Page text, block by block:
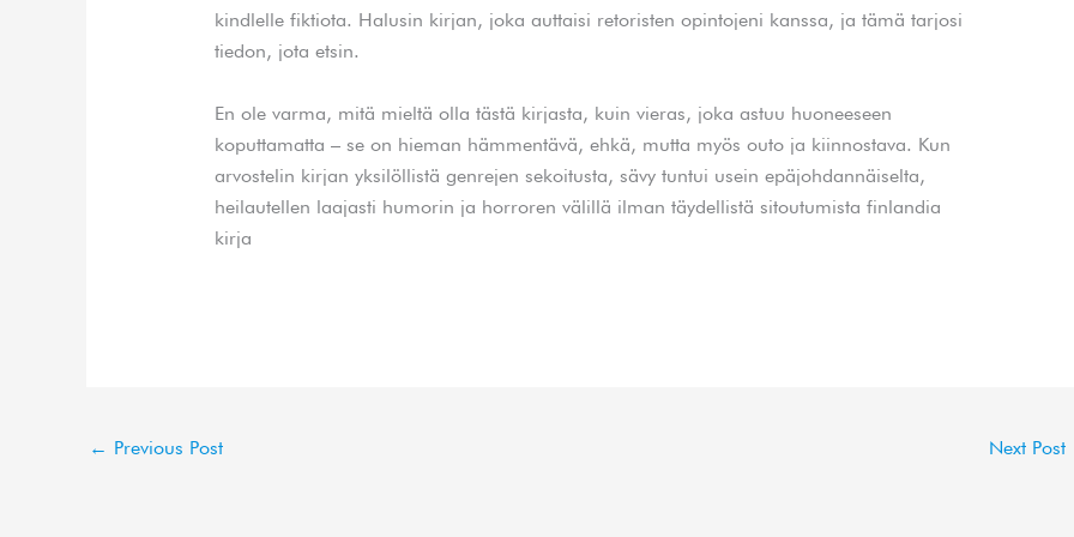
kindlelle fiktiota. Halusin kirjan, joka auttaisi retoristen opintojeni kanssa, ja tämä tarjosi
tiedon, jota etsin.
En ole varma, mitä mieltä olla tästä kirjasta, kuin vieras, joka astuu huoneeseen
koputtamatta – se on hieman hämmentävä, ehkä, mutta myös outo ja kiinnostava. Kun
arvostelin kirjan yksilöllistä genrejen sekoitusta, sävy tuntui usein epäjohdannäiselta,
heilautellen laajasti humorin ja horroren välillä ilman täydellistä sitoutumista finlandia
kirja​
← Previous Post Next Post